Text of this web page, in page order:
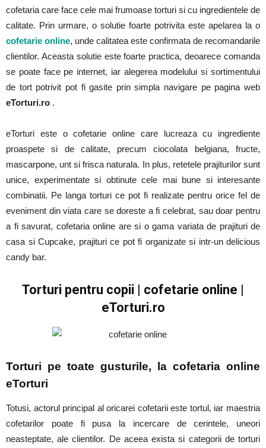
cofetaria care face cele mai frumoase torturi si cu ingredientele de
calitate. Prin urmare, o solutie foarte potrivita este apelarea la o
cofetarie online, unde calitatea este confirmata de recomandarile
clientilor. Aceasta solutie este foarte practica, deoarece comanda
se poate face pe internet, iar alegerea modelului si sortimentului
de tort potrivit pot fi gasite prin simpla navigare pe pagina web
eTorturi.ro .
eTorturi este o cofetarie online care lucreaza cu ingrediente
proaspete si de calitate, precum ciocolata belgiana, fructe,
mascarpone, unt si frisca naturala. In plus, retetele prajiturilor sunt
unice, experimentate si obtinute cele mai bune si interesante
combinatii. Pe langa torturi ce pot fi realizate pentru orice fel de
eveniment din viata care se doreste a fi celebrat, sau doar pentru
a fi savurat, cofetaria online are si o gama variata de prajituri de
casa si Cupcake, prajituri ce pot fi organizate si intr-un delicious
candy bar.
Torturi pentru copii | cofetarie online |
eTorturi.ro
Torturi pe toate gusturile, la cofetaria online
eTorturi
Totusi, actorul principal al oricarei cofetarii este tortul, iar maestria
cofetarilor poate fi pusa la incercare de cerintele, uneori
neasteptate, ale clientilor. De aceea exista si categorii de torturi